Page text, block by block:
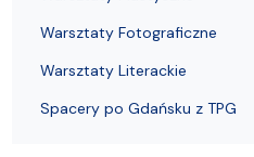
Warsztaty Fotograficzne
Warsztaty Literackie
Spacery po Gdańsku z TPG